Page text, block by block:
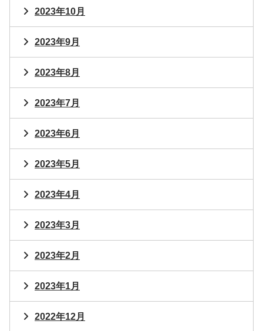
2023年10月
2023年9月
2023年8月
2023年7月
2023年6月
2023年5月
2023年4月
2023年3月
2023年2月
2023年1月
2022年12月